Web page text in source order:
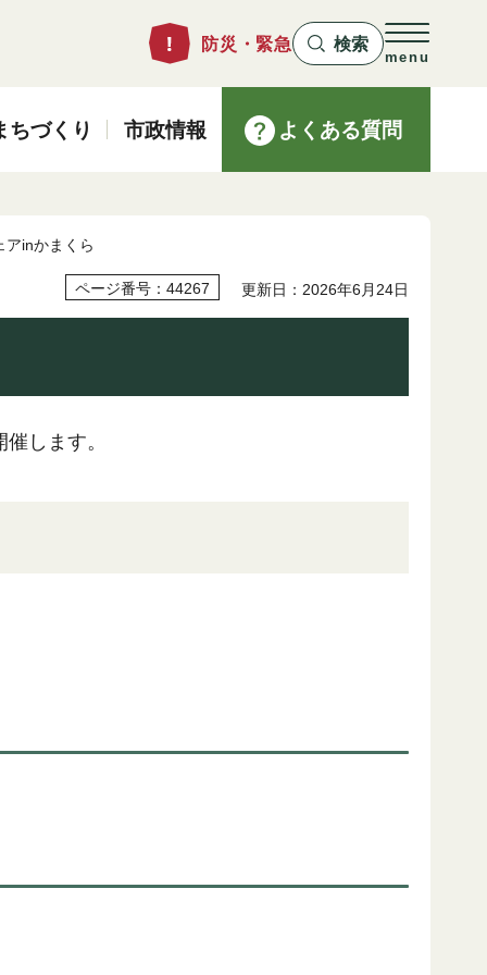
防災・緊急 検索
menu
ちづくり 市政情報 よくある質問
inかまくら
ページ番号：44267 更新日：2026年6月24日
します。